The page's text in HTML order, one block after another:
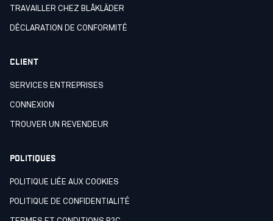
TRAVAILLER CHEZ BLÅKLÄDER
DÉCLARATION DE CONFORMITÉ
CLIENT
SERVICES ENTREPRISES
CONNEXION
TROUVER UN REVENDEUR
POLITIQUES
POLITIQUE LIÉE AUX COOKIES
POLITIQUE DE CONFIDENTIALITÉ